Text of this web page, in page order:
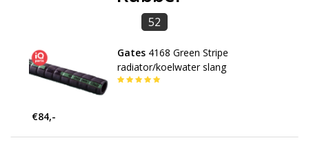
52
Gates 4168 Green Stripe
radiator/koelwater slang
€84,-